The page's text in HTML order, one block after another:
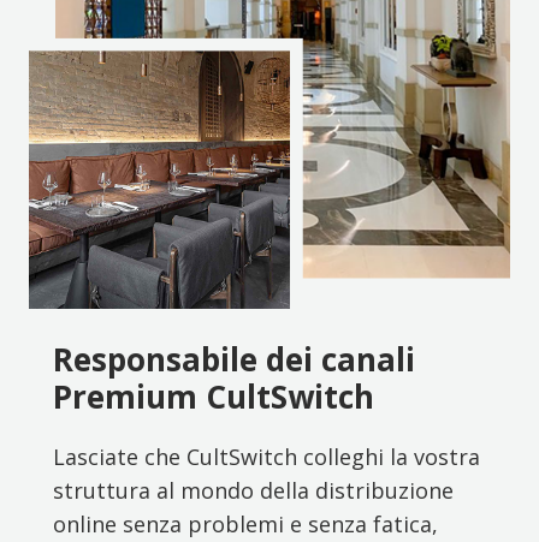
Responsabile dei canali
Premium CultSwitch
Lasciate che CultSwitch colleghi la vostra
struttura al mondo della distribuzione
online senza problemi e senza fatica,